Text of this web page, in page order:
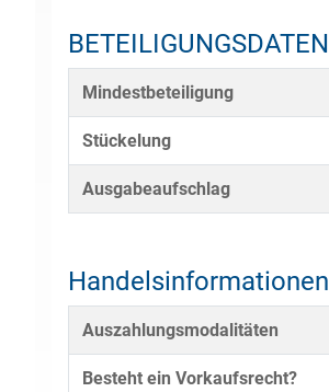
BETEILIGUNGSDATEN
Mindestbeteiligung
Stückelung
Ausgabeaufschlag
Handelsinformationen
Auszahlungsmodalitäten
Besteht ein Vorkaufsrecht?